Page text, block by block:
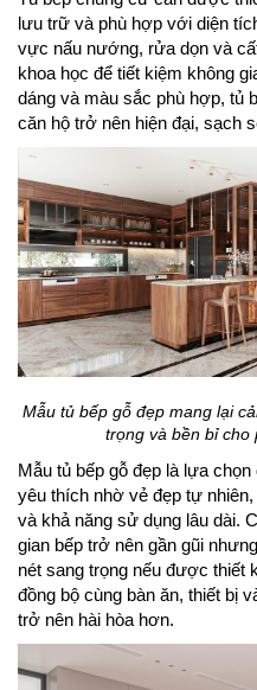
Tủ bếp chung cư giúp căn
thông thoáng và
Tủ bếp chung cư cần được
lưu trữ và phù hợp với diện
vực nấu nướng, rửa dọn và
khoa học để tiết kiệm không
dáng và màu sắc phù hợp, tủ
căn hộ trở nên hiện đại, sạch